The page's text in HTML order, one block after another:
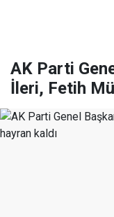
AK Parti
İleri, Fetih